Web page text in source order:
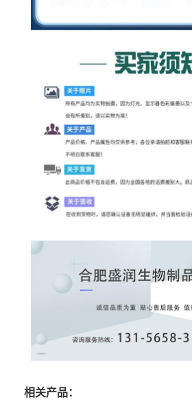
相关产品：